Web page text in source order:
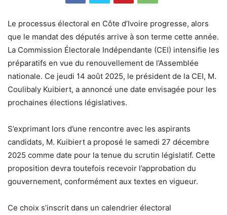
Le processus électoral en Côte d’Ivoire progresse, alors
que le mandat des députés arrive à son terme cette année.
La Commission Électorale Indépendante (CEI) intensifie les
préparatifs en vue du renouvellement de l’Assemblée
nationale. Ce jeudi 14 août 2025, le président de la CEI, M.
Coulibaly Kuibiert, a annoncé une date envisagée pour les
prochaines élections législatives.
S’exprimant lors d’une rencontre avec les aspirants
candidats, M. Kuibiert a proposé le samedi 27 décembre
2025 comme date pour la tenue du scrutin législatif. Cette
proposition devra toutefois recevoir l’approbation du
gouvernement, conformément aux textes en vigueur.
Ce choix s’inscrit dans un calendrier électoral